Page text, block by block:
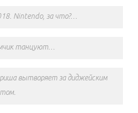
Nintendo, за что?…
танцуют…
вытворяет за диджейским